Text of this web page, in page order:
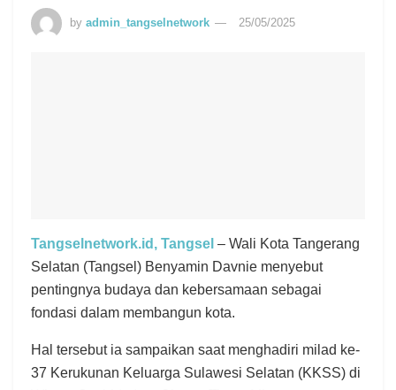
by admin_tangselnetwork 25/05/2025
Tangselnetwork.id, Tangsel – Wali Kota Tangerang
Selatan (Tangsel) Benyamin Davnie menyebut
pentingnya budaya dan kebersamaan sebagai
fondasi dalam membangun kota.
Hal tersebut ia sampaikan saat menghadiri milad ke-
37 Kerukunan Keluarga Sulawesi Selatan (KKSS) di